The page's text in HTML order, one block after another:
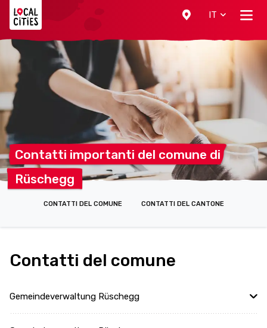
IT
Contatti importanti del comune di
Rüschegg
CONTATTI DEL COMUNE CONTATTI DEL CANTONE
Contatti del comune
Gemeindeverwaltung Rüschegg